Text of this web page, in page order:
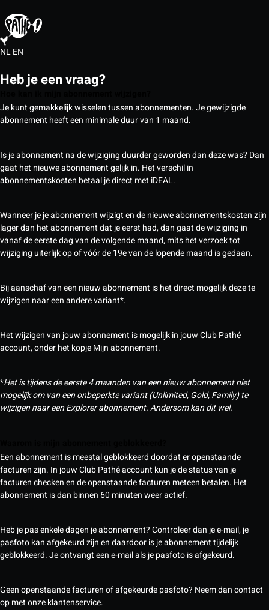
NLEN
Heb je een vraag?
Je kunt gemakkelijk wisselen tussen abonnementen. Je gewijzigde
abonnement heeft een minimale duur van 1 maand.
Is je abonnement na de wijziging duurder geworden dan deze was? Dan
gaat het nieuwe abonnement gelijk in. Het verschil in
abonnementskosten betaal je direct met iDEAL.
Wanneer je je abonnement wijzigt en de nieuwe abonnementskosten zijn
lager dan het abonnement dat je eerst had, dan gaat de wijziging in
vanaf de eerste dag van de volgende maand, mits het verzoek tot
wijziging uiterlijk op of vóór de 19e van de lopende maand is gedaan.
Bij aanschaf van een nieuw abonnement is het direct mogelijk deze te
wijzigen naar een andere variant*.
Het wijzigen van jouw abonnement is mogelijk in jouw Club Pathé
account, onder het kopje Mijn abonnement.
*Het is tijdens de eerste 4 maanden van een nieuw abonnement niet
mogelijk om van een onbeperkte variant (Unlimited, Gold, Family) te
wijzigen naar een Explorer abonnement. Andersom kan dit wel.
Een abonnement is meestal geblokkeerd doordat er openstaande
facturen zijn. In jouw Club Pathé account kun je de status van je
facturen checken en de openstaande facturen meteen betalen. Het
abonnement is dan binnen 60 minuten weer actief.
Heb je pas enkele dagen je abonnement? Controleer dan je e-mail, je
pasfoto kan afgekeurd zijn en daardoor is je abonnement tijdelijk
geblokkeerd. Je ontvangt een e-mail als je pasfoto is afgekeurd.
Geen openstaande facturen of afgekeurde pasfoto? Neem dan contact
op met onze klantenservice.